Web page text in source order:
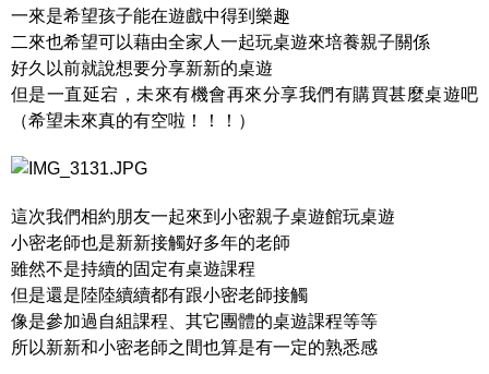
一來是希望孩子能在遊戲中得到樂趣
二來也希望可以藉由全家人一起玩桌遊來培養親子關係
好久以前就說想要分享新新的桌遊
但是一直延宕，未來有機會再來分享我們有購買甚麼桌遊吧
（希望未來真的有空啦！！！）
這次我們相約朋友一起來到小密親子桌遊館玩桌遊
小密老師也是新新接觸好多年的老師
雖然不是持續的固定有桌遊課程
但是還是陸陸續續都有跟小密老師接觸
像是參加過自組課程、其它團體的桌遊課程等等
所以新新和小密老師之間也算是有一定的熟悉感